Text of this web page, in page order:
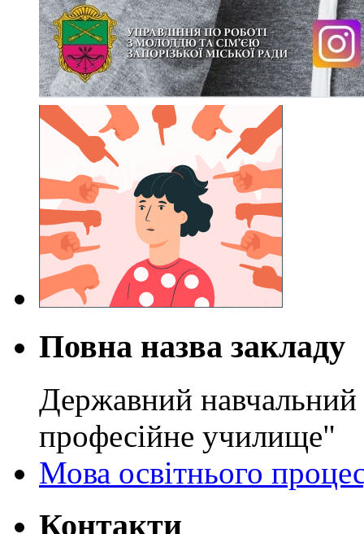
Повна назва закладу
Державний навчальний
професійне училище"
Мова освітнього
Контакти